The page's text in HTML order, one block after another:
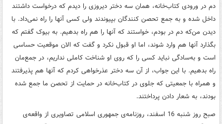
دم در ورودی کتاب‌خانه، همان سه دختر دیروزی را دیدم که درخواست داشتند
داخل شده و به جمع تحصن کنندگان بپیوندند ولی کسی آنها را راه نمی‌داد. با
دیدن من‌که دم در بودم، خواستند که آنها را هم راه بدهیم. به بیوک گفتم که
بگذارد آنها هم وارد شوند، اما او قبول نکرد و گفت که الان موقعیت حساسی
است و به‌سادگی نباید کسی را که روی او شناخت کاملی نداریم، در جمع‌مان
راه بدهیم. با این جواب، از آن سه دختر عذرخواهی کردم که آنها هم پذیرفتند
و همراه با جمعیتی که جلوی در کتاب‌خانه در حمایت از تحصن ما جمع شده
بودند، به شعار دادن پرداختند.
صبح روز شنبه 16 اسفند، روزنامه‌ی جمهوری اسلامی تصاویری از واقعه‌ی